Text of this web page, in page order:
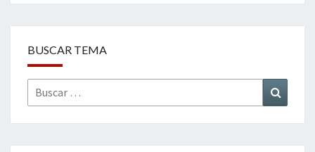
BUSCAR TEMA
Buscar
por: